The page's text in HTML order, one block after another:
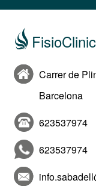
Carrer de
Barcelona
623537974
623537974